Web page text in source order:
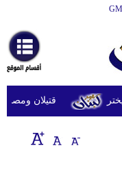
أخبارعاجلة
رياضة
ثقافة
إقتصاد
قتيلان ومصابون جراء 14 غارة إسرائيلية على